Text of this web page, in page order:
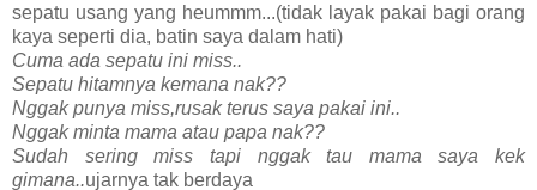
sepatu usang yang heummm...(tidak layak pakai bagi orang
kaya seperti dia, batin saya dalam hati)
Cuma ada sepatu ini miss..
Sepatu hitamnya kemana nak??
Nggak punya miss,rusak terus saya pakai ini..
Nggak minta mama atau papa nak??
Sudah sering miss tapi nggak tau mama saya kek
gimana..ujarnya tak berdaya